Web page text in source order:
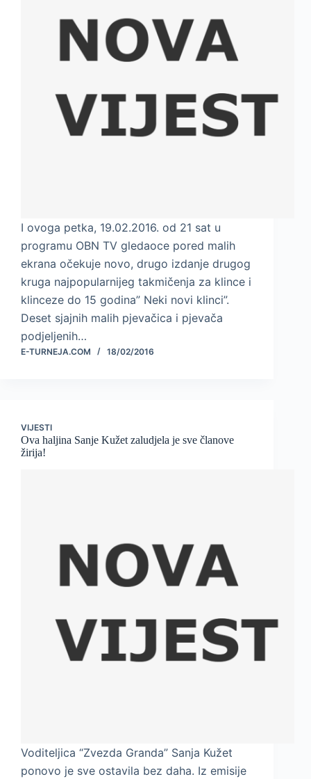
I ovoga petka, 19.02.2016. od 21 sat u
programu OBN TV gledaoce pored malih
ekrana očekuje novo, drugo izdanje drugog
kruga najpopularnijeg takmičenja za klince i
klinceze do 15 godina” Neki novi klinci”.
Deset sjajnih malih pjevačica i pjevača
podjeljenih…
E-TURNEJA.COM 18/02/2016
VIJESTI
Ova haljina Sanje Kužet zaludjela je sve članove
žirija!
Voditeljica “Zvezda Granda” Sanja Kužet
ponovo je sve ostavila bez daha. Iz emisije